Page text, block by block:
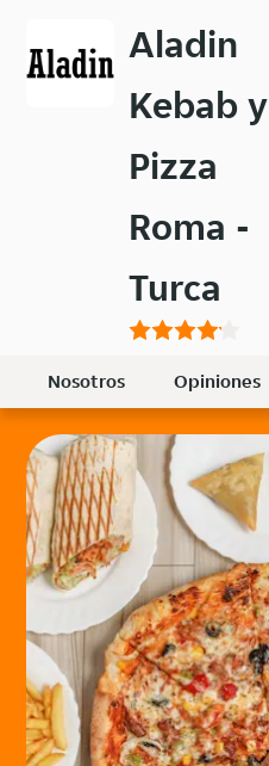
menú
Aladin
Kebab y
Pizza
Roma -
Turca
Nosotros Opiniones